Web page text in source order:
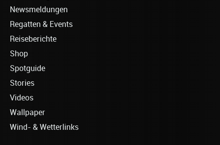
Newsmeldungen
Regatten & Events
Reiseberichte
Shop
Spotguide
Stories
Videos
Wallpaper
Wind- & Wetterlinks